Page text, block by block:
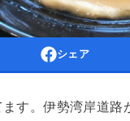
シェア
す。伊勢湾岸道